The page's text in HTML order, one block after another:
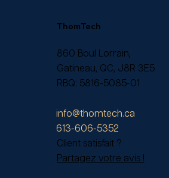
ThomTech
860 Boul Lorrain,
Gatineau, QC, J8R 3E5
RBQ: 5816-5085-01
info@thomtech.ca
613-606-5352
Client satisfait ?
Partagez votre avis !